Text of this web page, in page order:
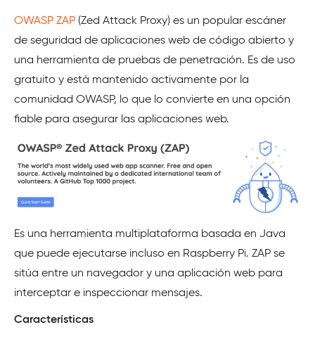
OWASP ZAP (Zed Attack Proxy) es un popular escáner
de seguridad de aplicaciones web de código abierto y
una herramienta de pruebas de penetración. Es de uso
gratuito y está mantenido activamente por la
comunidad OWASP, lo que lo convierte en una opción
fiable para asegurar las aplicaciones web.
Es una herramienta multiplataforma basada en Java
que puede ejecutarse incluso en Raspberry Pi. ZAP se
sitúa entre un navegador y una aplicación web para
interceptar e inspeccionar mensajes.
Características